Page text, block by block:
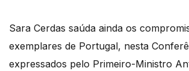
Sara Cerdas saúda ainda os
exemplares de Portugal, nesta
expressados pelo Primeiro-Ministro